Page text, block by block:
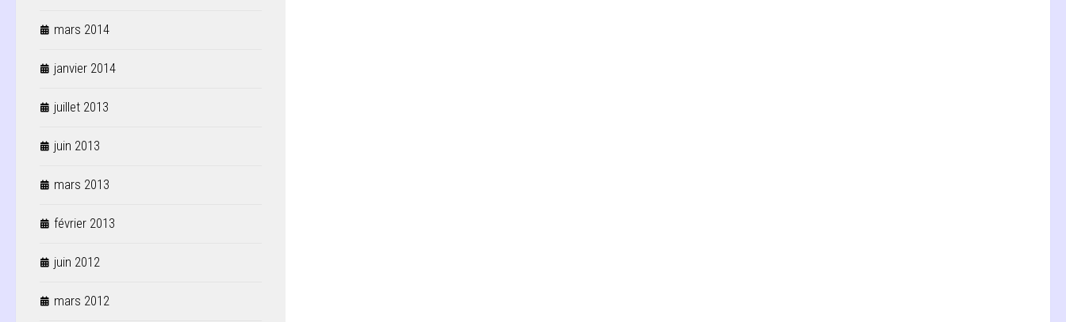
mars 2014
janvier 2014
juillet 2013
juin 2013
mars 2013
février 2013
juin 2012
mars 2012